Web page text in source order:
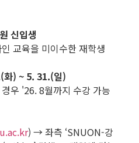
신입생
교육을 미이수한 재학생
화) ~ 5. 31.(일)
우 '26. 8월까지 수강 가능
) → 좌측 ‘SNUON-강